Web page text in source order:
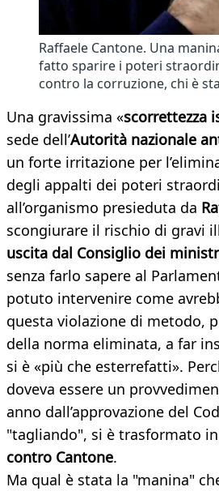
Raffaele Cantone. Una
fatto sparire i poteri
contro la corruzione, chi è
Una gravissima «scorrettezza
sede dell’Autorità nazionale
un forte irritazione per
degli appalti dei poteri
all’organismo presieduta da
scongiurare il rischio di gravi
uscita dal Consiglio dei
senza farlo sapere al
potuto intervenire come
questa violazione di metodo,
della norma eliminata, a far
si è «più che esterrefatti».
doveva essere un
anno dall’approvazione del
"tagliando", si è trasformato
contro Cantone.
Ma qual è stata la "manina"